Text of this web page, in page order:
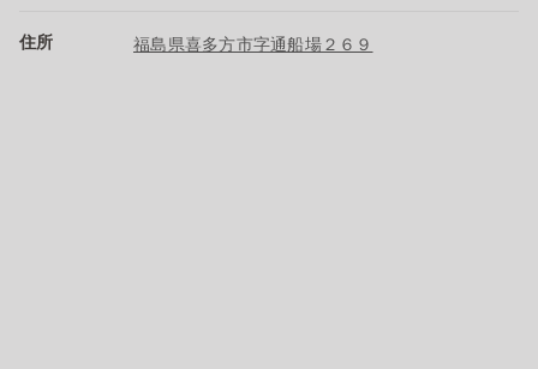
住所 福島県喜多方市字通船場２６９